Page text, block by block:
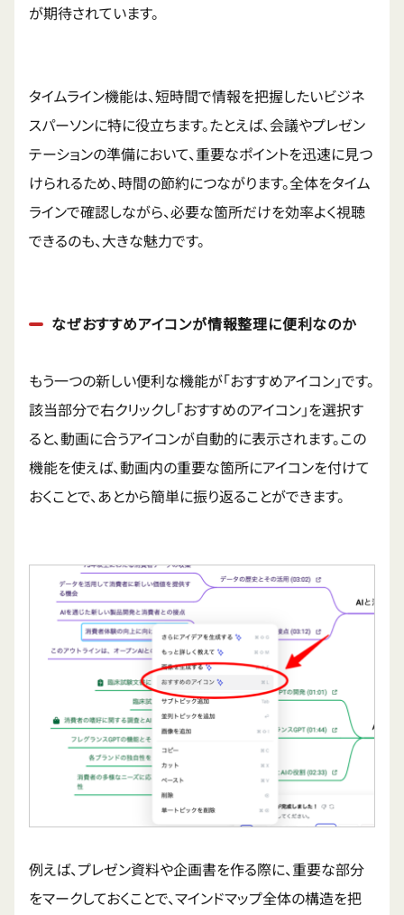
が期待されています。
タイムライン機能は、短時間で情報を把握したいビジネ
スパーソンに特に役立ちます。たとえば、会議やプレゼン
テーションの準備において、重要なポイントを迅速に見つ
けられるため、時間の節約につながります。全体をタイム
ラインで確認しながら、必要な箇所だけを効率よく視聴
できるのも、大きな魅力です。
なぜおすすめアイコンが情報整理に便利なのか
もう一つの新しい便利な機能が「おすすめアイコン」です。
該当部分で右クリックし「おすすめのアイコン」を選択す
ると、動画に合うアイコンが自動的に表示されます。この
機能を使えば、動画内の重要な箇所にアイコンを付けて
おくことで、あとから簡単に振り返ることができます。
例えば、プレゼン資料や企画書を作る際に、重要な部分
をマークしておくことで、マインドマップ全体の構造を把